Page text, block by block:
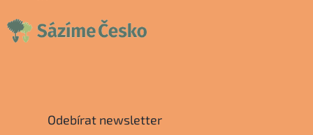
Odebírat newsletter